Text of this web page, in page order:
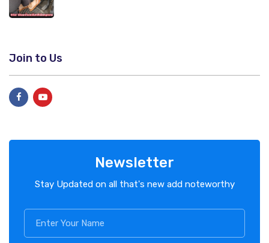
Join to Us
Newsletter
Stay Updated on all that's new add noteworthy